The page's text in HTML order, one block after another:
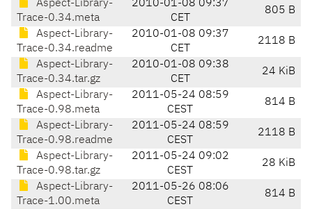
Aspect-Library-
Trace-0.34.meta
2010-01-08 09:37
CET
805 B
Aspect-Library-
Trace-0.34.readme
2010-01-08 09:37
CET
2118 B
Aspect-Library-
Trace-0.34.tar.gz
2010-01-08 09:38
CET
24 KiB
Aspect-Library-
Trace-0.98.meta
2011-05-24 08:59
CEST
814 B
Aspect-Library-
Trace-0.98.readme
2011-05-24 08:59
CEST
2118 B
Aspect-Library-
Trace-0.98.tar.gz
2011-05-24 09:02
CEST
28 KiB
Aspect-Library-
Trace-1.00.meta
2011-05-26 08:06
CEST
814 B